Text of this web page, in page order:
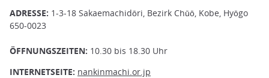
ADRESSE: 1-3-18 Sakaemachidōri, Bezirk Chūō, Kobe, Hyōgo
650-0023
ÖFFNUNGSZEITEN: 10.30 bis 18.30 Uhr
INTERNETSEITE: nankinmachi.or.jp